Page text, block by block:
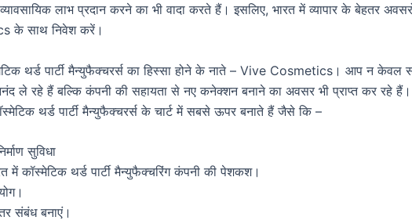
लाभ प्रदान करने का भी वादा करते हैं। इसलिए, भारत में व्यापार के बेहतर
के साथ निवेश करें।
थर्ड पार्टी मैन्युफैक्चरर्स का हिस्सा होने के नाते – Vive Cosmetics। आप न केवल
ले रहे हैं बल्कि कंपनी की सहायता से नए कनेक्शन बनाने का अवसर भी प्राप्त कर रहे
थर्ड पार्टी मैन्युफैक्चरर्स के चार्ट में सबसे ऊपर बनाते हैं जैसे कि –
सुविधा
में कॉस्मेटिक थर्ड पार्टी मैन्युफैक्चरिंग कंपनी की पेशकश।
संबंध बनाएं।